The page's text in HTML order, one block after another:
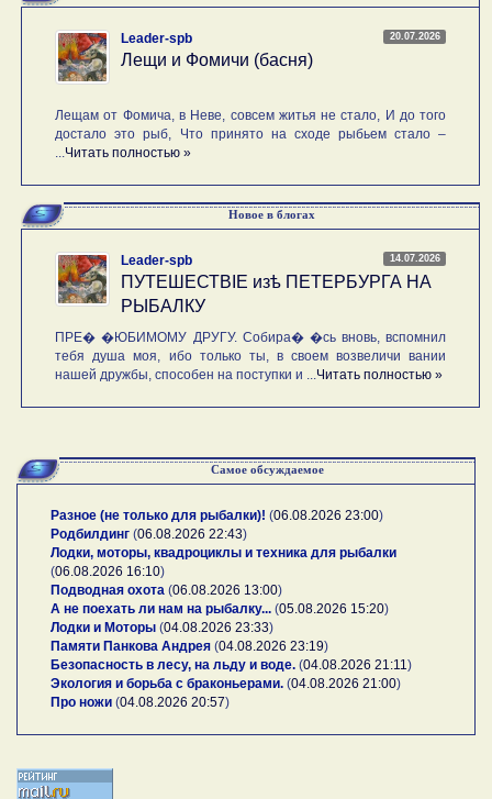
20.07.2026
Leader-spb
Лещи и Фомичи (басня)
Лещам от Фомича, в Неве, совсем житья не стало, И до того
достало это рыб, Что принято на сходе рыбьем стало –
Читать полностью »
Новое в блогах
14.07.2026
Leader-spb
ПУТЕШЕСТВIE изѣ ПЕТЕРБУРГА НА
РЫБАЛКУ
ПРЕ� �ЮБИМОМУ ДРУГУ. Собира� �сь вновь, вспомнил
тебя душа моя, ибо только ты, в своем возвеличи вании
нашей дружбы, способен на поступки и ... Читать полностью »
Самое обсуждаемое
Разное (не только для рыбалки)! (06.08.2026 23:00)
Родбилдинг (06.08.2026 22:43)
Лодки, моторы, квадроциклы и техника для рыбалки
(06.08.2026 16:10)
Подводная охота (06.08.2026 13:00)
А не поехать ли нам на рыбалку... (05.08.2026 15:20)
Лодки и Моторы (04.08.2026 23:33)
Памяти Панкова Андрея (04.08.2026 23:19)
Безопасность в лесу, на льду и воде. (04.08.2026 21:11 )
Экология и борьба с браконьерами. (04.08.2026 21:00)
Про ножи (04.08.2026 20:57)